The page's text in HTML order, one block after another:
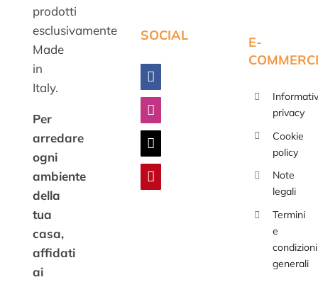
prodotti
esclusivamente
Made
in
Italy.
Per
arredare
ogni
ambiente
della
tua
casa,
affidati
ai
SOCIAL
E-
privacy
Cookie
policy
Note
legali
Termini
e
condizioni
generali